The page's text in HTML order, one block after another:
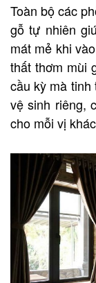
Toàn bộ các
gỗ tự nhiên
mát mẻ khi
thất thơm mùi
cầu kỳ mà tinh
vệ sinh riêng,
cho mỗi vị